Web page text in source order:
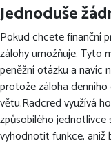
Jednoduše
Pokud chcete finanční
zálohy umožňuje. Tyto
peněžní otázku a navíc
protože záloha
větu.Radcred využívá
způsobilého
vyhodnotit funkce, aniž